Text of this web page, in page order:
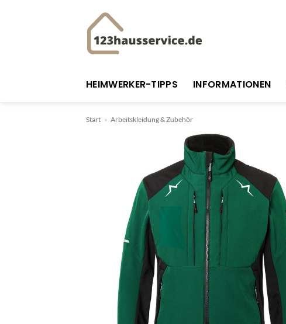
HEIMWERKER-TIPPS INFORMATIONEN
Start » Arbeitskleidung & Zubehör